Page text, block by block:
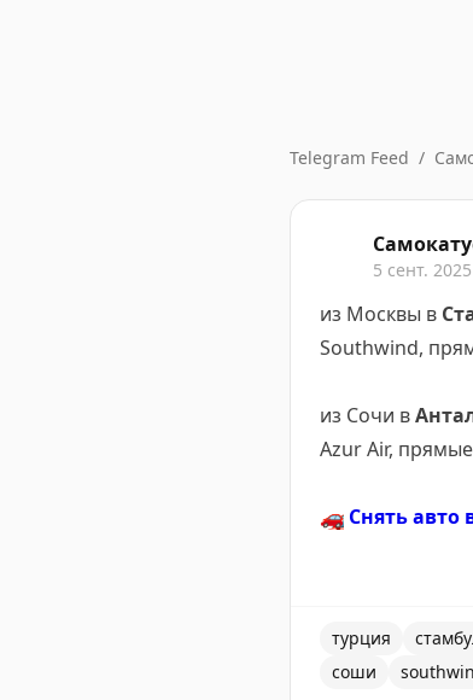
Telegram Feed /
5 сент. 2025
из Москвы в
Southwind,
из Сочи в
Azur Air,
🚗 Снять авто
турция
соши